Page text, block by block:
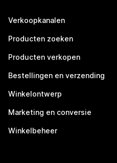
Verkoopkanalen
Producten zoeken
Producten verkopen
Bestellingen en verzending
Winkelontwerp
Marketing en conversie
Winkelbeheer